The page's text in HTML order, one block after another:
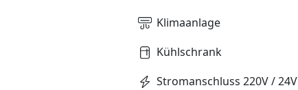
Klimaanlage
Kühlschrank
Stromanschluss 220V / 24V